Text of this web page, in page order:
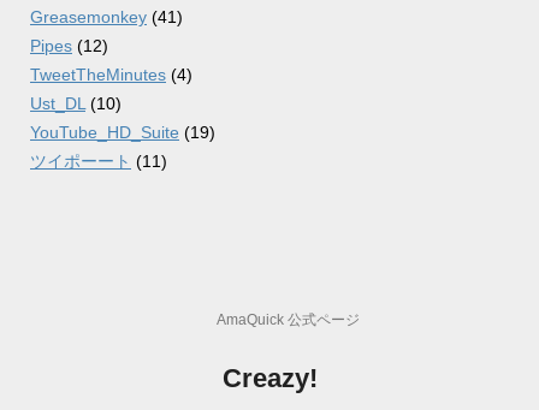
Greasemonkey (41)
Pipes (12)
TweetTheMinutes (4)
Ust_DL(10)
YouTube_HD_Suite (19)
ツイポーート (11)
AmaQuick 公式ページ
Creazy!